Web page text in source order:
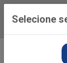
Selecione